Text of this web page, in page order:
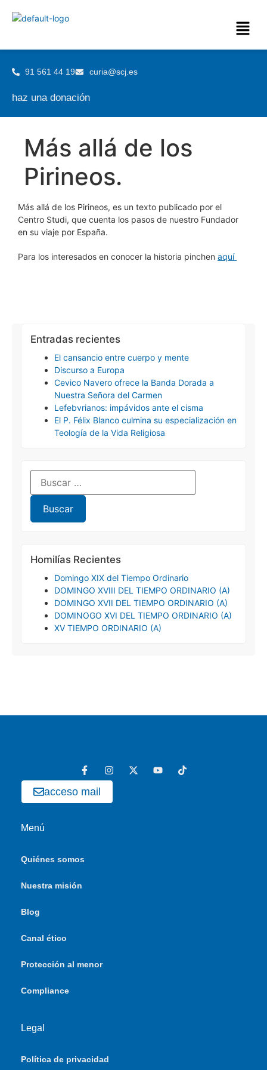
91 561 44 19 curia@scj.es
haz una donación
Más allá de los
Pirineos.
Más allá de los Pirineos, es un texto publicado por el
Centro Studi, que cuenta los pasos de nuestro Fundador
en su viaje por España.
Para los interesados en conocer la historia pinchen aquí
Entradas recientes
El cansancio entre cuerpo y mente
Discurso a Europa
Cevico Navero ofrece la Banda Dorada a
Nuestra Señora del Carmen
Lefebvrianos: impávidos ante el cisma
El P. Félix Blanco culmina su especialización en
Teología de la Vida Religiosa
Homilías Recientes
Domingo XIX del Tiempo Ordinario
DOMINGO XVIII DEL TIEMPO ORDINARIO (A)
DOMINGO XVII DEL TIEMPO ORDINARIO (A)
DOMINOGO XVI DEL TIEMPO ORDINARIO (A)
XV TIEMPO ORDINARIO (A)
acceso mail
Menú
Quiénes somos
Nuestra misión
Blog
Canal ético
Protección al menor
Compliance
Legal
Política de privacidad